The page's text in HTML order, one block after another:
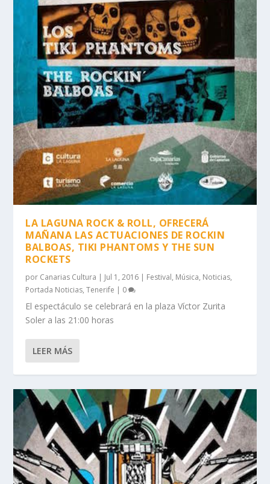
LA LAGUNA ROCK & ROLL, OFRECERÁ
MAÑANA LAS ACTUACIONES DE ROCKIN
BALBOAS, TIKI PHANTOMS Y THE SUN
ROCKETS
por Canarias Cultura | Jul 1, 2016 | Festival, Música, Noticias,
Portada Noticias,Tenerife | 0
El espectáculo se celebrará en la plaza Víctor Zurita
Soler a las 21:00 horas
LEER MÁS